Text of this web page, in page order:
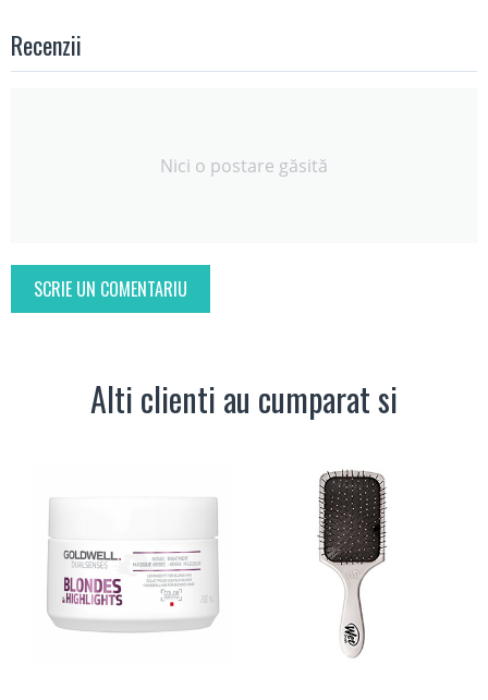
Recenzii
Nici o postare găsită
SCRIE UN COMENTARIU
Alti clienti au cumparat si